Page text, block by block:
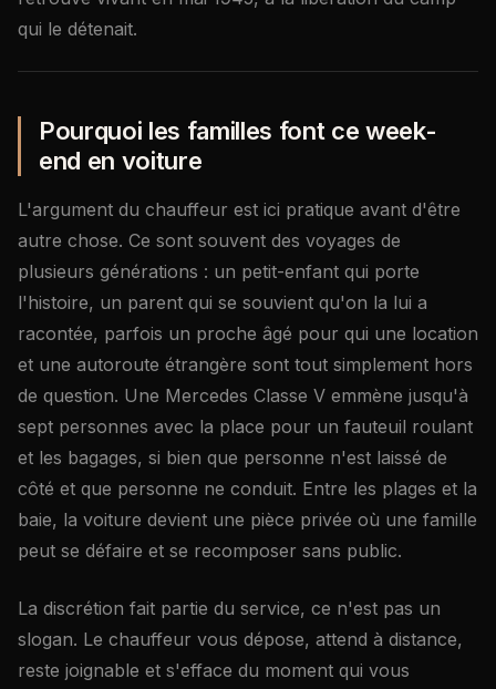
qui le détenait.
Pourquoi les familles font ce week-
end en voiture
L'argument du chauffeur est ici pratique avant d'être
autre chose. Ce sont souvent des voyages de
plusieurs générations : un petit-enfant qui porte
l'histoire, un parent qui se souvient qu'on la lui a
racontée, parfois un proche âgé pour qui une location
et une autoroute étrangère sont tout simplement hors
de question. Une Mercedes Classe V emmène jusqu'à
sept personnes avec la place pour un fauteuil roulant
et les bagages, si bien que personne n'est laissé de
côté et que personne ne conduit. Entre les plages et la
baie, la voiture devient une pièce privée où une famille
peut se défaire et se recomposer sans public.
La discrétion fait partie du service, ce n'est pas un
slogan. Le chauffeur vous dépose, attend à distance,
reste joignable et s'efface du moment qui vous